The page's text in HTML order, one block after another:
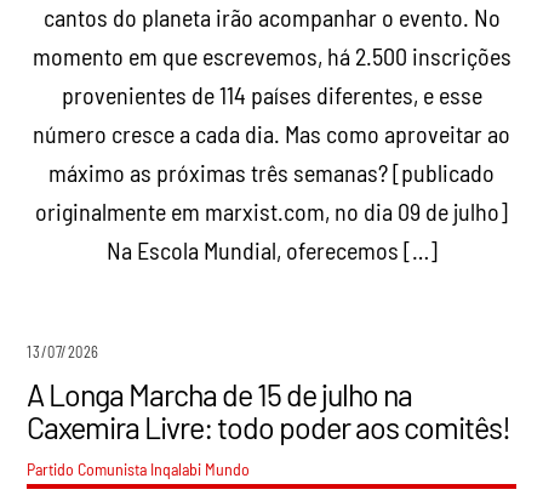
cantos do planeta irão acompanhar o evento. No
momento em que escrevemos, há 2.500 inscrições
provenientes de 114 países diferentes, e esse
número cresce a cada dia. Mas como aproveitar ao
máximo as próximas três semanas? [publicado
originalmente em marxist.com, no dia 09 de julho]
Na Escola Mundial, oferecemos […]
13/07/2026
A Longa Marcha de 15 de julho na
Caxemira Livre: todo poder aos comitês!
Partido Comunista Inqalabi Mundo